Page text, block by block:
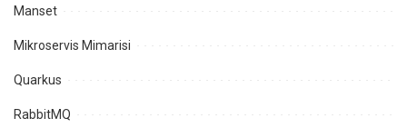
Manset
Mikroservis Mimarisi
Quarkus
RabbitMQ